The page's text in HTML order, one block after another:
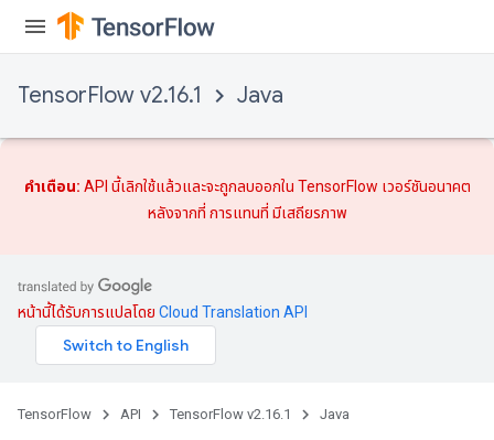
TensorFlow v2.16.1 Java
คำเตือน: API นี้เลิกใช้แล้วและจะถูกลบออกใน TensorFlow เวอร์ชันอนาคต
หลังจากที่ การแทนที่ มีเสถียรภาพ
หน้านี้ได้รับการแปลโดย Cloud Translation API
TensorFlow API TensorFlow v2.16.1 Java